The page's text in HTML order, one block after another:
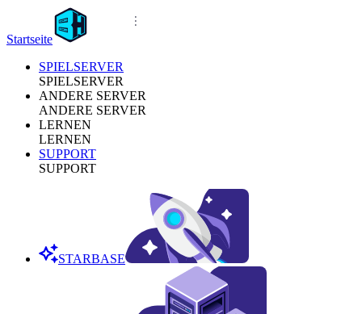
Startseite
SPIELSERVER
SPIELSERVER
ANDERE SERVER
ANDERE SERVER
LERNEN
LERNEN
SUPPORT
SUPPORT
STARBASE